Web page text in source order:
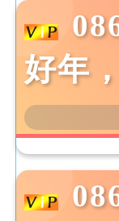
好年